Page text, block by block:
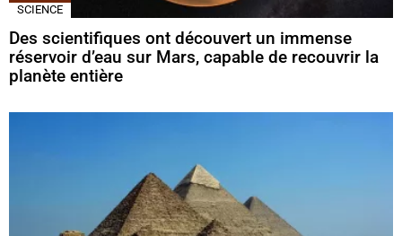
SCIENCE
Des scientifiques ont découvert un immense
réservoir d’eau sur Mars, capable de recouvrir la
planète entière